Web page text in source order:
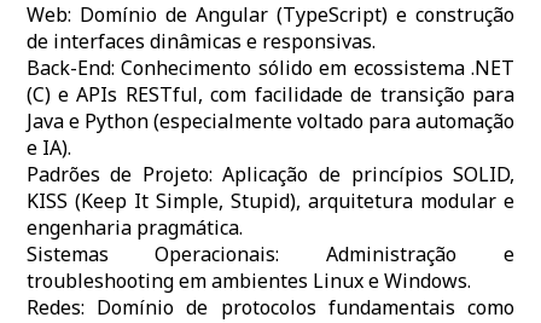
Web: Domínio de Angular (TypeScript) e construção
de interfaces dinâmicas e responsivas.
Back-End: Conhecimento sólido em ecossistema .NET
(C) e APIs RESTful, com facilidade de transição para
Java e Python (especialmente voltado para automação
e IA).
Padrões de Projeto: Aplicação de princípios SOLID,
KISS (Keep It Simple, Stupid), arquitetura modular e
engenharia pragmática.
Sistemas Operacionais: Administração e
troubleshooting em ambientes Linux e Windows.
Redes: Domínio de protocolos fundamentais como